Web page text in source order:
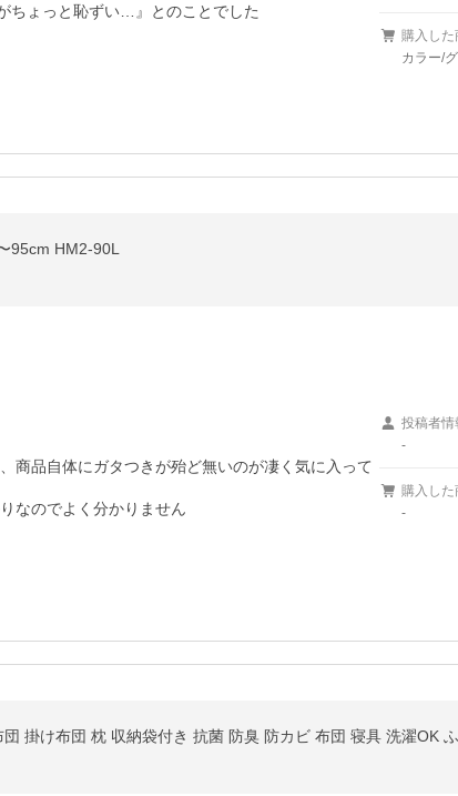
ちょっと恥ずい…』とのことでした
購入した
カラー/
95cm HM2-90L
商品自体にガタつきが殆ど無いのが凄く気に入って
なのでよく分かりません
投稿者情
-
購入した
-
掛け布団 枕 収納袋付き 抗菌 防臭 防カビ 布団 寝具 洗濯OK